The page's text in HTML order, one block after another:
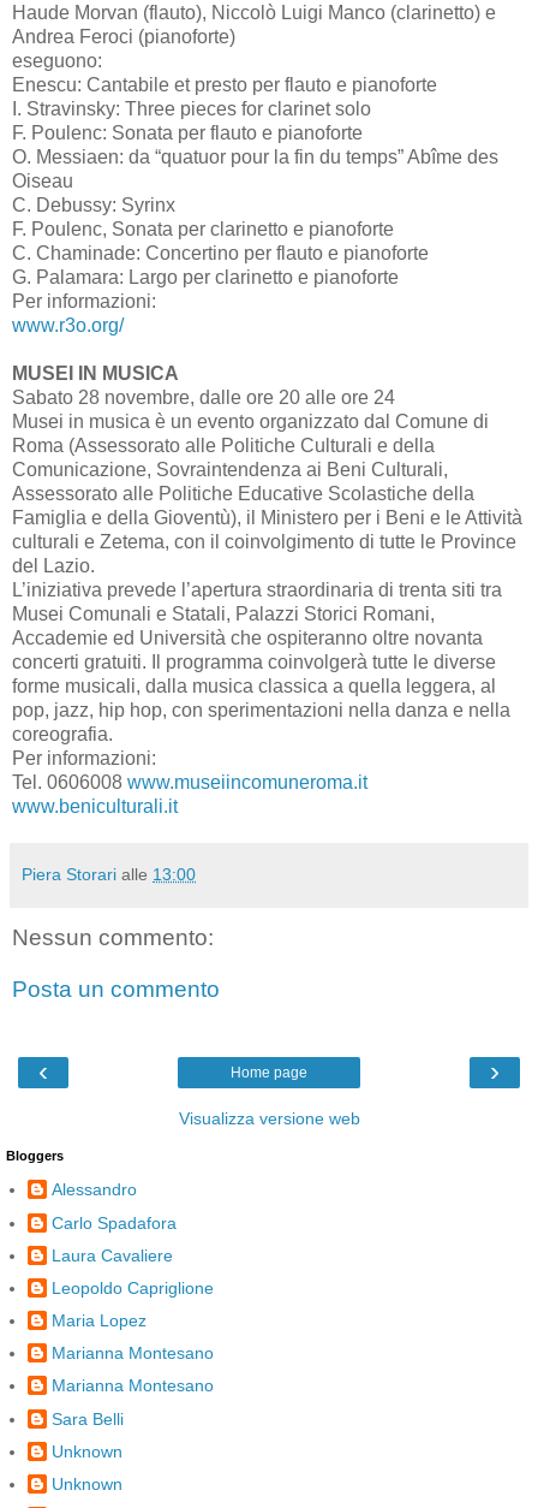
Haude Morvan (flauto), Niccolò Luigi Manco (clarinetto) e
Andrea Feroci (pianoforte)
eseguono:
Enescu: Cantabile et presto per flauto e pianoforte
I. Stravinsky: Three pieces for clarinet solo
F. Poulenc: Sonata per flauto e pianoforte
O. Messiaen: da “quatuor pour la fin du temps” Abîme des
Oiseau
C. Debussy: Syrinx
F. Poulenc, Sonata per clarinetto e pianoforte
C. Chaminade: Concertino per flauto e pianoforte
G. Palamara: Largo per clarinetto e pianoforte
Per informazioni:
www.r3o.org/
MUSEI IN MUSICA
Sabato 28 novembre, dalle ore 20 alle ore 24
Musei in musica è un evento organizzato dal Comune di
Roma (Assessorato alle Politiche Culturali e della
Comunicazione, Sovraintendenza ai Beni Culturali,
Assessorato alle Politiche Educative Scolastiche della
Famiglia e della Gioventù), il Ministero per i Beni e le Attività
culturali e Zetema, con il coinvolgimento di tutte le Province
del Lazio.
L’iniziativa prevede l’apertura straordinaria di trenta siti tra
Musei Comunali e Statali, Palazzi Storici Romani,
Accademie ed Università che ospiteranno oltre novanta
concerti gratuiti. Il programma coinvolgerà tutte le diverse
forme musicali, dalla musica classica a quella leggera, al
pop, jazz, hip hop, con sperimentazioni nella danza e nella
coreografia.
Per informazioni:
Tel. 0606008 www.museiincomuneroma.it
www.beniculturali.it
Piera Storari alle 13:00
Nessun commento:
Posta un commento
‹ ›
Home page
Visualizza versione web
Bloggers
Alessandro
Carlo Spadafora
Laura Cavaliere
Leopoldo Capriglione
Maria Lopez
Marianna Montesano
Marianna Montesano
Sara Belli
Unknown
Unknown